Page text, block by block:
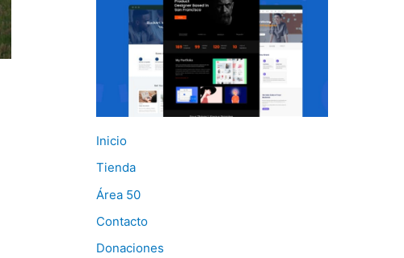
Inicio
Tienda
Área 50
Contacto
Donaciones